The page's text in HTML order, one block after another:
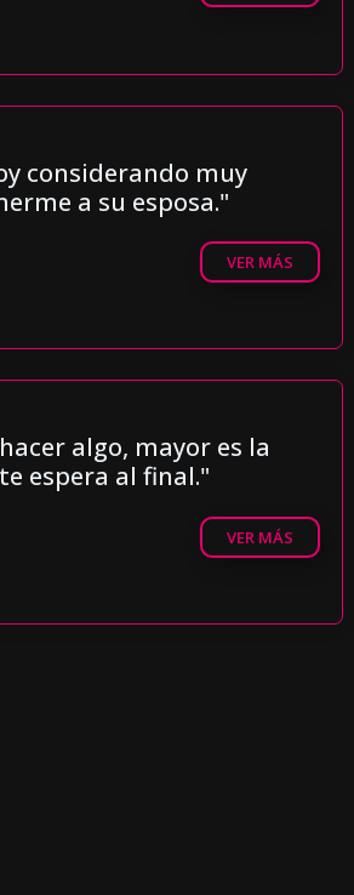
considerando muy
a su esposa."
VER MÁS
algo, mayor es la
espera al final."
VER MÁS